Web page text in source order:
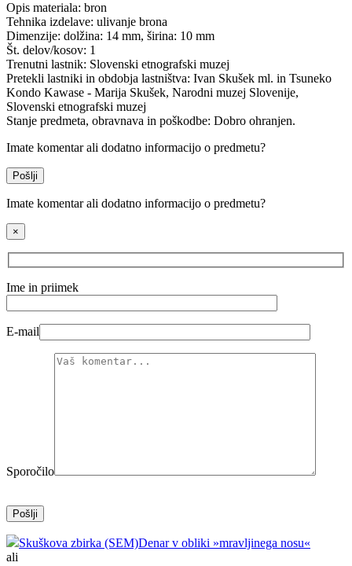
Opis materiala: bron
Tehnika izdelave: ulivanje brona
Dimenzije: dolžina: 14 mm, širina: 10 mm
Št. delov/kosov: 1
Trenutni lastnik: Slovenski etnografski muzej
Pretekli lastniki in obdobja lastništva: Ivan Skušek ml. in Tsuneko
Kondo Kawase - Marija Skušek, Narodni muzej Slovenije,
Slovenski etnografski muzej
Stanje predmeta, obravnava in poškodbe: Dobro ohranjen.
Imate komentar ali dodatno informacijo o predmetu?
Pošlji
Imate komentar ali dodatno informacijo o predmetu?
×
Ime in priimek
E-mail
Sporočilo
Skuškova zbirka (SEM)Denar v obliki »mravljinega nosu«
ali